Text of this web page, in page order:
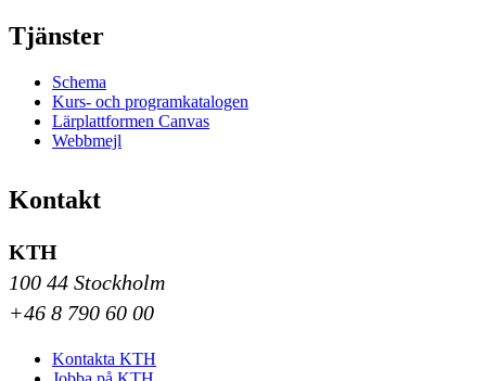
Tjänster
Schema
Kurs- och programkatalogen
Lärplattformen Canvas
Webbmejl
Kontakt
KTH
100 44 Stockholm
+46 8 790 60 00
Kontakta KTH